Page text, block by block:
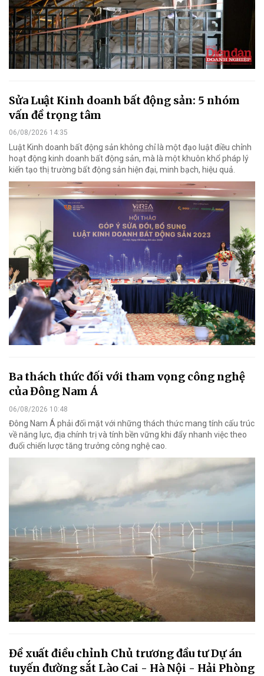
Sửa Luật Kinh doanh bất động sản: 5 nhóm
vấn đề trọng tâm
06/08/2026 14:35
Luật Kinh doanh bất động sản không chỉ là một đạo luật điều chỉnh
hoạt động kinh doanh bất động sản, mà là một khuôn khổ pháp lý
kiến tạo thị trường bất động sản hiện đại, minh bạch, hiệu quả.
Ba thách thức đối với tham vọng công nghệ
của Đông Nam Á
06/08/2026 10:48
Đông Nam Á phải đối mặt với những thách thức mang tính cấu trúc
về năng lực, địa chính trị và tính bền vững khi đẩy nhanh việc theo
đuổi chiến lược tăng trưởng công nghệ cao.
Đề xuất điều chỉnh Chủ trương đầu tư Dự án
tuyến đường sắt Lào Cai - Hà Nội - Hải Phòng